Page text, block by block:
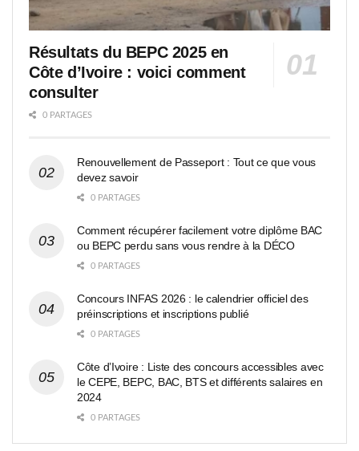
Résultats du BEPC 2025 en
Côte d’Ivoire : voici comment
consulter
0 PARTAGES
Renouvellement de Passeport : Tout ce que vous
devez savoir
0 PARTAGES
Comment récupérer facilement votre diplôme BAC
ou BEPC perdu sans vous rendre à la DÉCO
0 PARTAGES
Concours INFAS 2026 : le calendrier officiel des
préinscriptions et inscriptions publié
0 PARTAGES
Côte d’Ivoire : Liste des concours accessibles avec
le CEPE, BEPC, BAC, BTS et différents salaires en
2024
0 PARTAGES